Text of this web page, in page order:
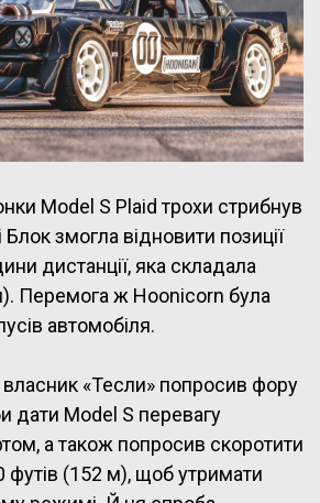
Model S Plaid трохи стрибнув
Блок змогла відновити позиції
дистанції, яка складала
Перемога ж Hoonicorn була
автомобіля.
власник «Тесли» попросив фору
дати Model S перевагу
а також попросив скоротити
футів (152 м), щоб утримати